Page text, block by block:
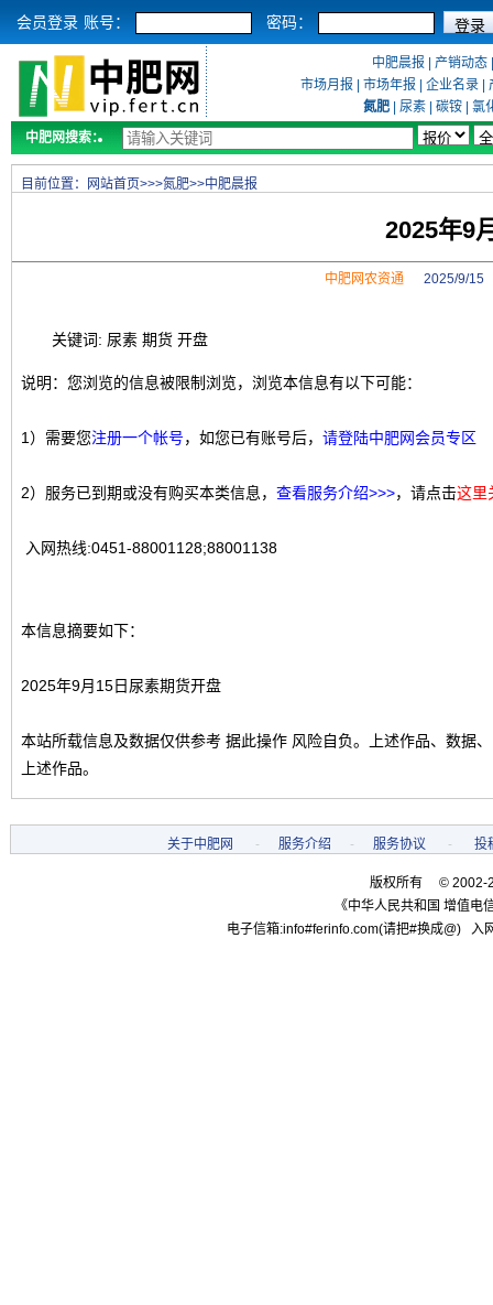
会员登录 账号： 密码：
中肥晨报 产销动态
市场月报
市场年报 企业名录
氮肥
尿素 碳铵
氯
中肥网搜索：
目前位置： 网站首页>>>氮肥>>中肥晨报
2025年9
中肥网农资通 2025/9/15
关键词: 尿素 期货 开盘
说明：您浏览的信息被限制浏览，浏览本信息有以下可能：
1）需要您注册一个帐号，如您已有账号后， 请登陆中肥网会员专区
2）服务已到期或没有购买本类信息， 查看服务介绍>>>，请点击这里
入网热线:0451-88001128;88001138
本信息摘要如下：
2025年9月15日尿素期货开盘
本站所载信息及数据仅供参考 据此操作 风险自负。上述作品、数据
上述作品。
关于中肥网 - 服务介绍 - 服务协议 - 投
版权所有 © 2002-
《中华人民共和国 增值电
电子信箱:info#ferinfo.com(请把#换成@)